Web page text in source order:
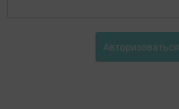
Авторизоваться